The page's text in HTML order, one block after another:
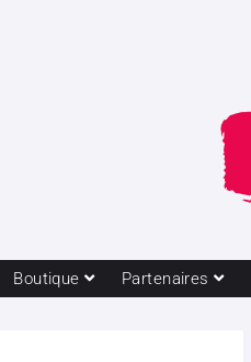
Boutique Partenaires